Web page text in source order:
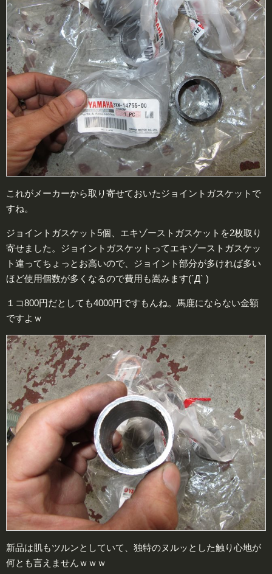
これがメーカーから取り寄せておいたジョイントガスケットで
すね。
ジョイントガスケット5個、エキゾーストガスケットを2枚取り
寄せました。ジョイントガスケットってエキゾーストガスケッ
ト違ってちょっとお高いので、ジョイント部分が多ければ多い
ほど使用個数が多くなるので費用も嵩みます(´Д` )
１コ800円だとしても4000円ですもんね。馬鹿にならない金額
ですよｗ
新品は肌もツルンとしていて、独特のヌルッとした触り心地が
何とも言えませんｗｗｗ